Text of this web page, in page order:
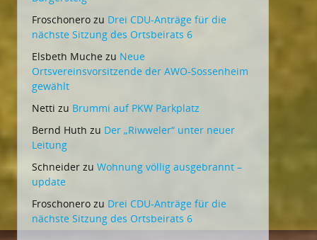
Froschonero zu Drei CDU-Anträge für die
nächste Sitzung des Ortsbeirats 6
Elsbeth Muche zu Neue
Ortsvereinsvorsitzende der AWO-Sossenheim
gewählt
Netti zu Brummi auf PKW Parkplatz
Bernd Huth zu Der „Riwweler“ unter neuer
Leitung
Schneider zu Wohnung völlig ausgebrannt –
update
Froschonero zu Drei CDU-Anträge für die
nächste Sitzung des Ortsbeirats 6